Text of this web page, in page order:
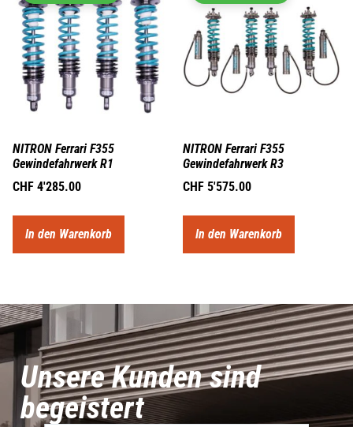
NITRON Ferrari F355
Gewindefahrwerk R1
CHF 4'285.00
In den Warenkorb
NITRON Ferrari F355
Gewindefahrwerk R3
CHF 5'575.00
In den Warenkorb
Unsere Kunden sind
begeistert